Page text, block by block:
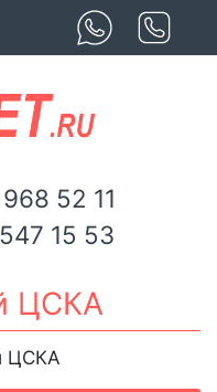
52 11
15 53
ЦСКА
ЦСКА